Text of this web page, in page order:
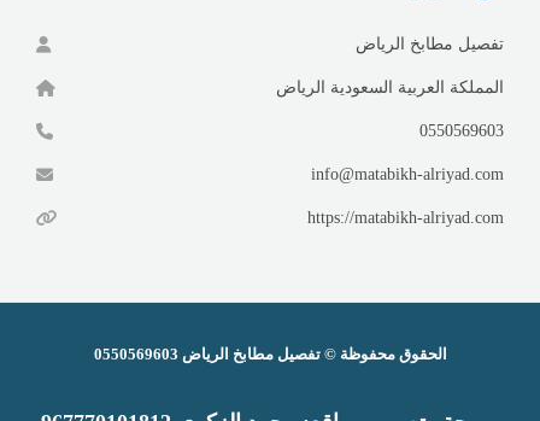
تفصيل مطابخ الرياض
المملكة العربية السعودية الرياض
0550569603
info@matabikh-alriyad.com
https://matabikh-alriyad.com
الحقوق محفوظة ©تفصيل مطابخ الرياض